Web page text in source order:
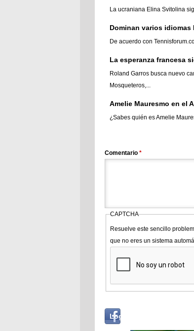
La ucraniana Elina Svitolina
Dominan varios idiomas
De acuerdo con
La esperanza francesa
Roland Garros busca nuevo
Mosqueteros,...
Amelie Mauresmo en el
¿Sabes quién es Amelie
Comentario *
CAPTCHA
Resuelve este sencillo
que no eres un sistema
Log in with...